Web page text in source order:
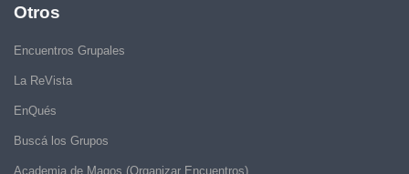
Otros
Encuentros Grupales
La ReVista
EnQués
Buscá los Grupos
Academia de Magos (Organizar Encuentros)